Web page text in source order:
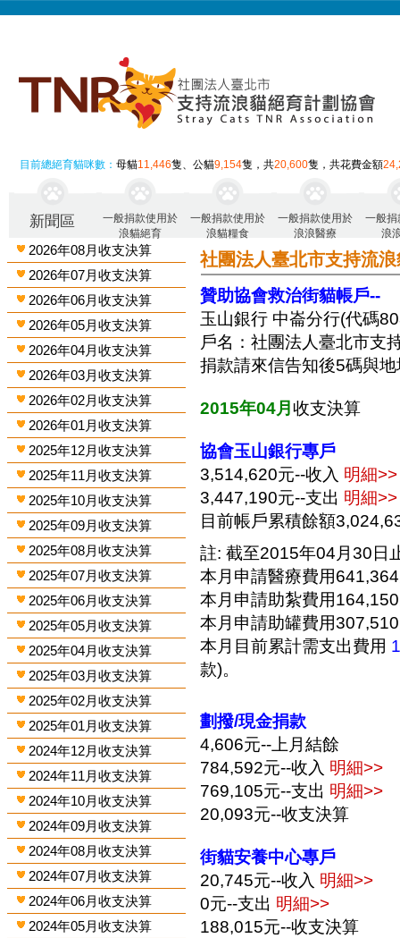
目前總絕育貓咪數：母貓11,446隻、公貓9,154隻，共20,600隻，共花費金額
新聞區
一般捐款使用於
浪貓絕育
一般捐款使用於
浪貓糧食
一般捐款使用於
浪浪醫療
一般捐
浪
2026年08月收支決算
2026年07月收支決算
2026年06月收支決算
2026年05月收支決算
2026年04月收支決算
2026年03月收支決算
2026年02月收支決算
2026年01月收支決算
2025年12月收支決算
2025年11月收支決算
2025年10月收支決算
2025年09月收支決算
2025年08月收支決算
2025年07月收支決算
2025年06月收支決算
2025年05月收支決算
2025年04月收支決算
2025年03月收支決算
2025年02月收支決算
2025年01月收支決算
2024年12月收支決算
2024年11月收支決算
2024年10月收支決算
2024年09月收支決算
2024年08月收支決算
2024年07月收支決算
2024年06月收支決算
2024年05月收支決算
社團法人臺北市支持流
贊助協會救治街貓帳戶--
玉山銀行 中崙分行(代碼
戶名：社團法人臺北市支
捐款請來信告知後5碼與
2015年04月收支決算
協會玉山銀行專戶
3,514,620元--收入 明細>>
3,447,190元--支出 明細>>
目前帳戶累積餘額
註: 截至2015年04月30日
本月申請醫療費用
本月申請助紮費用
本月申請助罐費用
本月目前累計需支出費用
款)。
劃撥/現金捐款
4,606元--上月結餘
784,592元--收入 明細>>
769,105元--支出 明細>>
20,093元--收支決算
街貓安養中心專戶
20,745元--收入 明細>>
0元--支出 明細>>
188,015元--收支決算